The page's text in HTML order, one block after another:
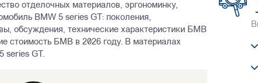
отделочных материалов, эргономинку,
BMW 5 series GT: поколения,
обсуждения, технические характеристики БМВ
стоимость БМВ в 2026 году. В материалах
series GT.